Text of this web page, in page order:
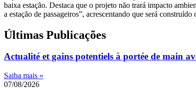
baixa estação. Destaca que o projeto não trará impacto
a estação de passageiros”, acrescentando que será
Últimas Publicações
Actualité et gains potentiels à portée de main
Saiba mais »
07/08/2026